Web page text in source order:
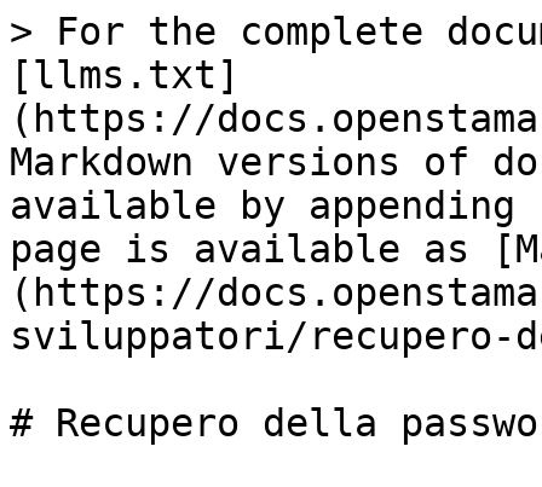
> For the complete
[llms.txt]
(https://
Markdown versions of
available by
page is available as
(https://
sviluppatori/recupero-
# Recupero della